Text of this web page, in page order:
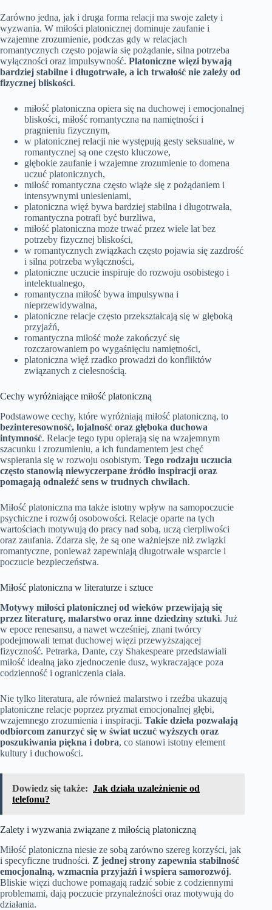
Zarówno jedna, jak i druga forma relacji ma swoje zalety i
wyzwania. W miłości platonicznej dominuje zaufanie i
wzajemne zrozumienie, podczas gdy w relacjach
romantycznych często pojawia się pożądanie, silna potrzeba
wyłączności oraz impulsywność. Platoniczne więzi bywają
bardziej stabilne i długotrwałe, a ich trwałość nie zależy od
fizycznej bliskości.
miłość platoniczna opiera się na duchowej i emocjonalnej
bliskości, miłość romantyczna na namiętności i
pragnieniu fizycznym,
w platonicznej relacji nie występują gesty seksualne, w
romantycznej są one często kluczowe,
głębokie zaufanie i wzajemne zrozumienie to domena
uczuć platonicznych,
miłość romantyczna często wiąże się z pożądaniem i
intensywnymi uniesieniami,
platoniczna więź bywa bardziej stabilna i długotrwała,
romantyczna potrafi być burzliwa,
miłość platoniczna może trwać przez wiele lat bez
potrzeby fizycznej bliskości,
w romantycznych związkach często pojawia się zazdrość
i silna potrzeba wyłączności,
platoniczne uczucie inspiruje do rozwoju osobistego i
intelektualnego,
romantyczna miłość bywa impulsywna i
nieprzewidywalna,
platoniczne relacje często przekształcają się w głęboką
przyjaźń,
romantyczna miłość może zakończyć się
rozczarowaniem po wygaśnięciu namiętności,
platoniczna więź rzadko prowadzi do konfliktów
związanych z cielesnością.
Cechy wyróżniające miłość platoniczną
Podstawowe cechy, które wyróżniają miłość platoniczną, to
bezinteresowność, lojalność oraz głęboka duchowa
intymność. Relacje tego typu opierają się na wzajemnym
szacunku i zrozumieniu, a ich fundamentem jest chęć
wspierania się w rozwoju osobistym. Tego rodzaju uczucia
często stanowią niewyczerpane źródło inspiracji oraz
pomagają odnaleźć sens w trudnych chwilach.
Miłość platoniczna ma także istotny wpływ na samopoczucie
psychiczne i rozwój osobowości. Relacje oparte na tych
wartościach motywują do pracy nad sobą, uczą cierpliwości
oraz zaufania. Zdarza się, że są one ważniejsze niż związki
romantyczne, ponieważ zapewniają długotrwałe wsparcie i
poczucie bezpieczeństwa.
Miłość platoniczna w literaturze i sztuce
Motywy miłości platonicznej od wieków przewijają się
przez literaturę, malarstwo oraz inne dziedziny sztuki. Już
w epoce renesansu, a nawet wcześniej, znani twórcy
podejmowali temat duchowej więzi przewyższającej
fizyczność. Petrarka, Dante, czy Shakespeare przedstawiali
miłość idealną jako zjednoczenie dusz, wykraczające poza
codzienność i ograniczenia ciała.
Nie tylko literatura, ale również malarstwo i rzeźba ukazują
platoniczne relacje poprzez pryzmat emocjonalnej głębi,
wzajemnego zrozumienia i inspiracji. Takie dzieła pozwalają
odbiorcom zanurzyć się w świat uczuć wyższych oraz
poszukiwania piękna i dobra, co stanowi istotny element
kultury i duchowości.
Dowiedz się także: Jak działa uzależnienie od
telefonu?
Zalety i wyzwania związane z miłością platoniczną
Miłość platoniczna niesie ze sobą zarówno szereg korzyści, jak
i specyficzne trudności. Z jednej strony zapewnia stabilność
emocjonalną, wzmacnia przyjaźń i wspiera samorozwój.
Bliskie więzi duchowe pomagają radzić sobie z codziennymi
problemami, dają poczucie przynależności oraz motywują do
działania.